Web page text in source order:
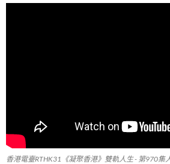
香港電臺RTHK31《凝聚香港》雙軌人生 - 第970集